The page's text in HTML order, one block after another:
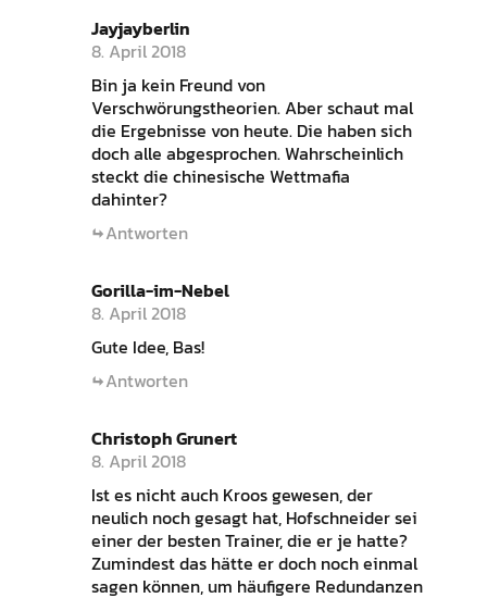
Jayjayberlin
8. April 2018
Bin ja kein Freund von
Verschwörungstheorien. Aber schaut mal
die Ergebnisse von heute. Die haben sich
doch alle abgesprochen. Wahrscheinlich
steckt die chinesische Wettmafia
dahinter?
Antworten
Gorilla-im-Nebel
8. April 2018
Gute Idee, Bas!
Antworten
Christoph Grunert
8. April 2018
Ist es nicht auch Kroos gewesen, der
neulich noch gesagt hat, Hofschneider sei
einer der besten Trainer, die er je hatte?
Zumindest das hätte er doch noch einmal
sagen können, um häufigere Redundanzen